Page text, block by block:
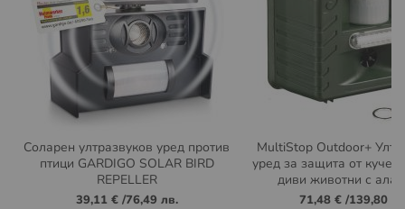
Соларен ултразвуков уред против
птици GARDIGO SOLAR BIRD
REPELLER
39,11 €/76,49 лв.
MultiStop Outdoor+
уред за защита от
диви животни с
дистанционно
71,48 €/139,80